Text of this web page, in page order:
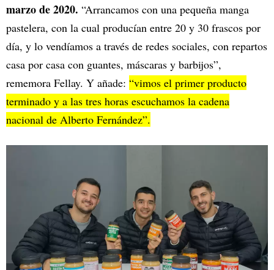
marzo de 2020. “Arrancamos con una pequeña manga
pastelera, con la cual producían entre 20 y 30 frascos por
día, y lo vendíamos a través de redes sociales, con repartos
casa por casa con guantes, máscaras y barbijos”,
rememora Fellay. Y añade: “vimos el primer producto
terminado y a las tres horas escuchamos la cadena
nacional de Alberto Fernández”.